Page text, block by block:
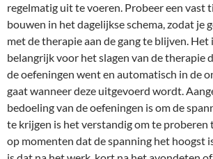
regelmatig uit te voeren. Probeer een vast
bouwen in het dagelijkse schema, zodat je
met de therapie aan de gang te blijven. Het
belangrijk voor het slagen van de therapie
de oefeningen went en automatisch in de
gaat wanneer deze uitgevoerd wordt.
bedoeling van de oefeningen is om de
te krijgen is het verstandig om te
op momenten dat de spanning het hoogst